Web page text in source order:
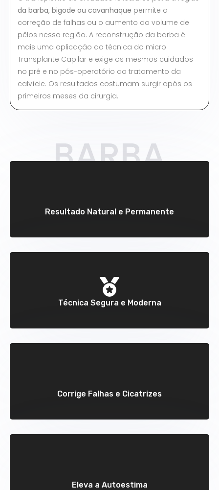
da barba, bigode ou cavanhaque permite a
correção de falhas ou o aumento do volume de
pêlos nessa região. A reconstrução da barba é
mais uma aplicação da técnica do micro
Transplante Capilar e exige os mesmos cuidados
no pré e no pós-operatório do tratamento da
calvície. Os resultados costumam surgir após os
primeiros meses da cirurgia.
BARBA
Resultado Natural e Permanente
Técnica Segura e Moderna
Corrige Falhas e Cicatrizes
Eleva a Autoestima